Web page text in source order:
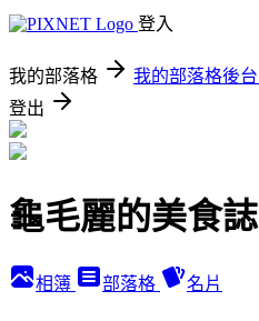
登入
我的部落格 我的部落格後台
登出
龜毛麗的美食誌
相簿 部落格 名片